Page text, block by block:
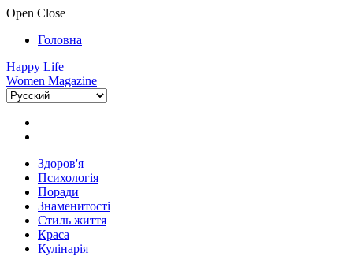
Open Close
Головна
Happy Life
Women Magazine
Здоров'я
Психологія
Поради
Знаменитості
Стиль життя
Краса
Кулінарія